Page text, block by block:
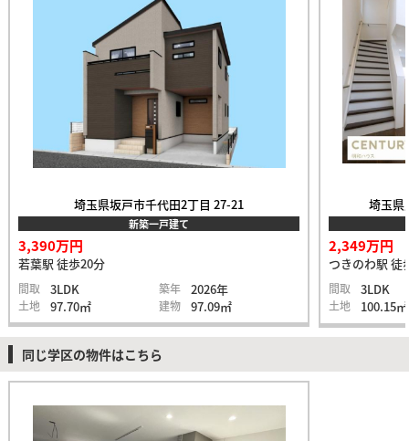
埼玉県坂戸市千代田2丁目 27-21
新築一戸建て
3,390万円
若葉駅 徒歩20分
間取 3LDK 築年 2026年
土地 97.70㎡ 建物 97.09㎡
埼玉県
2,349万円
つきのわ駅 徒
間取 3LDK
土地 100.15㎡
同じ学区の物件はこちら